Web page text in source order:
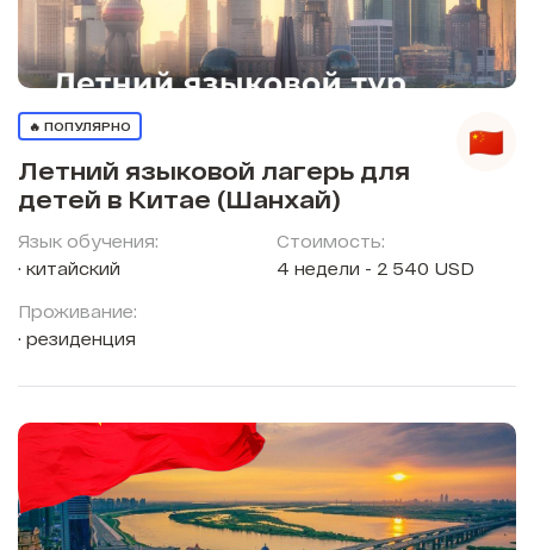
🔥 ПОПУЛЯРНО
Летний языковой лагерь для
детей в Китае (Шанхай)
Язык обучения:
китайский
Проживание:
резиденция
Стоимость:
4 недели - 2 540 USD